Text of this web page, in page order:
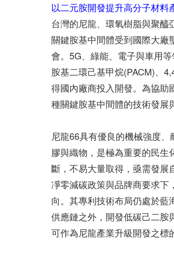
以二元胺開發提升高分子材料
台灣的尼龍、環氧樹脂與聚醯
關鍵胺基中間體受到國際大廠
會。5G、綠能、電子與車用
胺基二環己基甲烷(PACM)、
得國內廠商投入開發。為協助
種關鍵胺基中間體的技術發展
尼龍66具有優良的機械強度
膠與織物，是極為重要的民
斷，不易大量取得，亟需發展
凈零減碳政策與品牌商要求
向。其專利技術布局仍處於
供應鏈之外，開發低碳己二胺
可作為尼龍產業升級開發之標